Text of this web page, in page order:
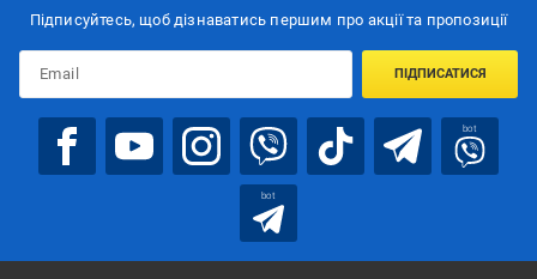
Підписуйтесь, щоб дізнаватись першим про акції та пропозиції
ПІДПИСАТИСЯ
bot
bot